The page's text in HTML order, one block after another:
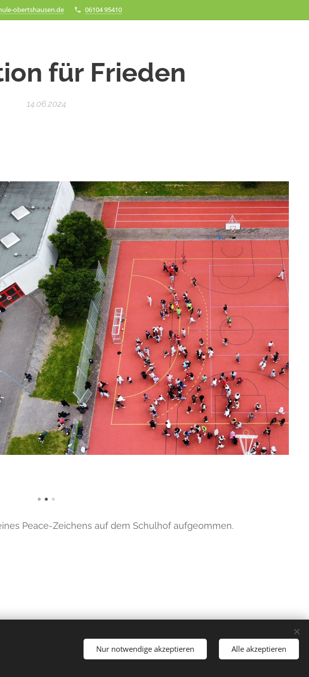
obertshausen.de 06104 95410
für Frieden
14.06.2024
Peace-Zeichens auf dem Schulhof aufgeommen.
Nur notwendige akzeptieren Alle akzeptieren